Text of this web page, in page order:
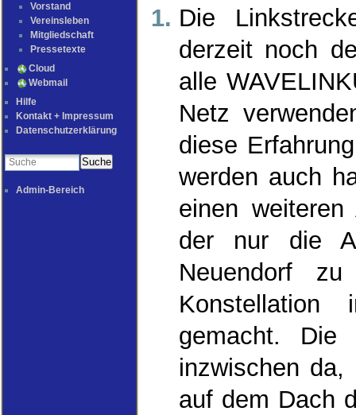
Die
derzeit noch
alle
Netz
diese
werden auch
einen
der nur die
Neuendorf
gemacht. Die
inzwischen
auf dem Dach
Vorstand
Vereinsleben
Mitgliedschaft
Pressetexte
Cloud
Webmail
Hilfe
Kontakt + Impressum
Datenschutzerklärung
Suche
Admin-Bereich